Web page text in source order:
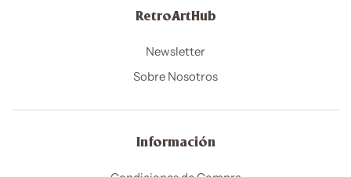
RetroArtHub
Newsletter
Sobre Nosotros
Información